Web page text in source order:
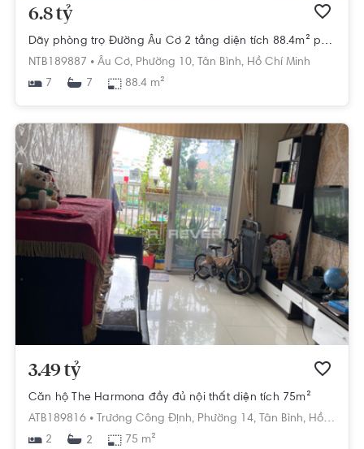
6.8 tỷ
Dãy phòng trọ Đường Âu Cơ 2 tầng diện tích 88.4m² pháp lý sổ hồng
NTB189887 • Âu Cơ, Phường 10, Tân Bình, Hồ Chí Minh
7
7 88.4 m²
3.49 tỷ
Căn hộ The Harmona đầy đủ nội thất diện tích 75m²
ATB189816 • Trương Công Định, Phường 14, Tân Bình, Hồ Chí Minh
2
2 75 m²